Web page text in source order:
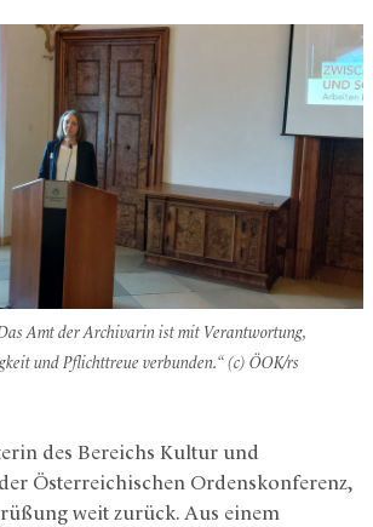
Amt der Archivarin ist mit Verantwortung,
und Pflichttreue verbunden.“ (c) ÖOK/rs
des Bereichs Kultur und
Österreichischen Ordenskonferenz,
weit zurück. Aus einem